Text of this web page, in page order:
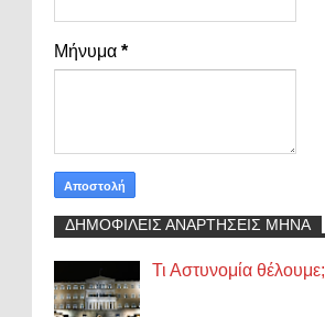
Μήνυμα *
ΔΗΜΟΦΙΛΕΙΣ ΑΝΑΡΤΗΣΕΙΣ ΜΗΝΑ
Τι Αστυνομία θέλουμε;